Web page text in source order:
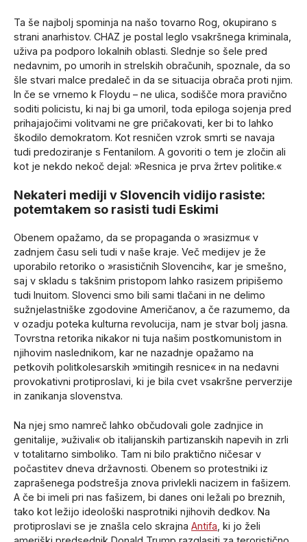
Ta še najbolj spominja na našo tovarno Rog, okupirano s
strani anarhistov. CHAZ je postal leglo vsakršnega kriminala,
uživa pa podporo lokalnih oblasti. Slednje so šele pred
nedavnim, po umorih in strelskih obračunih, spoznale, da so
šle stvari malce predaleč in da se situacija obrača proti njim.
In če se vrnemo k Floydu – ne ulica, sodišče mora pravično
soditi policistu, ki naj bi ga umoril, toda epiloga sojenja pred
prihajajočimi volitvami ne gre pričakovati, ker bi to lahko
škodilo demokratom. Kot resničen vzrok smrti se navaja
tudi predoziranje s Fentanilom. A govoriti o tem je zločin ali
kot je nekdo nekoč dejal: »Resnica je prva žrtev politike.«
Nekateri mediji v Slovencih vidijo rasiste:
potemtakem so rasisti tudi Eskimi
Obenem opažamo, da se propaganda o »rasizmu« v
zadnjem času seli tudi v naše kraje. Več medijev je že
uporabilo retoriko o »rasističnih Slovencih«, kar je smešno,
saj v skladu s takšnim pristopom lahko rasizem pripišemo
tudi Inuitom. Slovenci smo bili sami tlačani in ne delimo
sužnjelastniške zgodovine Američanov, a če razumemo, da
v ozadju poteka kulturna revolucija, nam je stvar bolj jasna.
Tovrstna retorika nikakor ni tuja našim postkomunistom in
njihovim naslednikom, kar ne nazadnje opažamo na
petkovih politkolesarskih »mitingih resnice« in na nedavni
provokativni protiproslavi, ki je bila cvet vsakršne perverzije
in zanikanja slovenstva.
Na njej smo namreč lahko občudovali gole zadnjice in
genitalije, »uživali« ob italijanskih partizanskih napevih in zrli
v totalitarno simboliko. Tam ni bilo praktično ničesar v
počastitev dneva državnosti. Obenem so protestniki iz
zaprašenega podstrešja znova privlekli nacizem in fašizem.
A če bi imeli pri nas fašizem, bi danes oni ležali po breznih,
tako kot ležijo ideološki nasprotniki njihovih dedkov. Na
protiproslavi se je znašla celo skrajna Antifa , ki jo želi